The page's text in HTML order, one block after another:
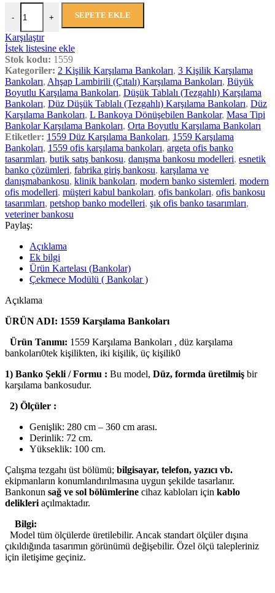
- + SEPETE EKLE
Karşılaştır
İstek listesine ekle
Stok kodu: 1559
Kategoriler: 2 Kişilik Karşılama Bankoları, 3 Kişilik Karşılama
Bankoları, Ahşap Lambirili (Çıtalı) Karşılama Bankoları, Büyük
Boyutlu Karşılama Bankoları, Düşük Tablalı (Tezgahlı) Karşılama
Bankoları, Düz Düşük Tablalı (Tezgahlı) Karşılama Bankoları, Düz
Karşılama Bankoları, L Bankoya Dönüşebilen Bankolar, Masa Tipi
Bankolar Karşılama Bankoları, Orta Boyutlu Karşılama Bankoları
Etiketler: 1559 Düz Karşılama Bankoları, 1559 Karşılama
Bankoları, 1559 ofis karşılama bankoları, argeta ofis banko
tasarımları, butik satış bankosu, danışma bankosu modelleri, esnetik
banko çözümleri, fabrika giriş bankosu, karşılama ve
danışmabankosu, klinik bankoları, modern banko sistemleri, modern
ofis modelleri, müşteri kabul bankoları, ofis bankoları, ofis bankosu
tasarımları, petshop banko modelleri, şık ofis banko tasarımları,
veteriner bankosu
Paylaş:
Açıklama
Ek bilgi
Ürün Kartelası (Bankolar)
Çekmece Modülü ( Bankolar )
Açıklama
ÜRÜN ADI: 1559 Karşılama Bankoları
Ürün Tanımı: 1559 Karşılama Bankoları , düz karşılama
bankoları0tek kişilikten, iki kişilik, üç kişilik0
1) Banko Şekli / Formu : Bu model, Düz, formda üretilmiş bir
karşılama bankosudur.
2) Ölçüler :
Genişlik: 280 cm – 360 cm arası.
Derinlik: 72 cm.
Yükseklik: 100 cm.
Çalışma tezgahı üst bölümü; bilgisayar, telefon, yazıcı vb.
ekipmanların konumlandırılmasına uygun şekilde tasarlanır.
Bankonun sağ ve sol bölümlerine cihaz kabloları için kablo
delikleri açılmaktadır.
Bilgi:
Model tüm ölçülerde üretilebilir. Ancak standart ölçüler dışına
çıkıldığında tasarımın görünümü değişebilir. Özel ölçü talepleriniz
için iletişime geçiniz.